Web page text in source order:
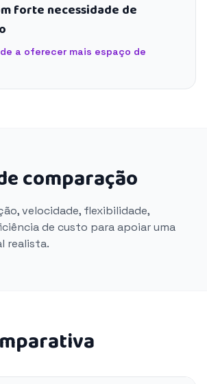
forte necessidade de
a oferecer mais espaço de
comparação
velocidade, flexibilidade,
de custo para apoiar uma
realista.